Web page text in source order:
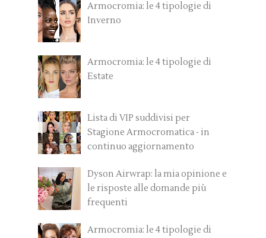
Armocromia: le 4 tipologie di
Inverno
Armocromia: le 4 tipologie di
Estate
Lista di VIP suddivisi per
Stagione Armocromatica - in
continuo aggiornamento
Dyson Airwrap: la mia opinione e
le risposte alle domande più
frequenti
Armocromia: le 4 tipologie di